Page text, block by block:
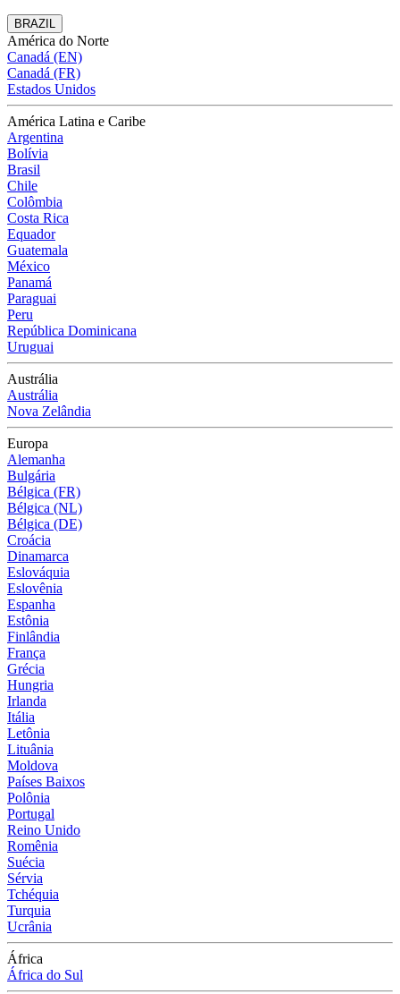
BRAZIL
América do Norte
Canadá (EN)
Canadá (FR)
Estados Unidos
América Latina e Caribe
Argentina
Bolívia
Brasil
Chile
Colômbia
Costa Rica
Equador
Guatemala
México
Panamá
Paraguai
Peru
República Dominicana
Uruguai
Austrália
Austrália
Nova Zelândia
Europa
Alemanha
Bulgária
Bélgica (FR)
Bélgica (NL)
Bélgica (DE)
Croácia
Dinamarca
Eslováquia
Eslovênia
Espanha
Estônia
Finlândia
França
Grécia
Hungria
Irlanda
Itália
Letônia
Lituânia
Moldova
Países Baixos
Polônia
Portugal
Reino Unido
Romênia
Suécia
Sérvia
Tchéquia
Turquia
Ucrânia
África
África do Sul